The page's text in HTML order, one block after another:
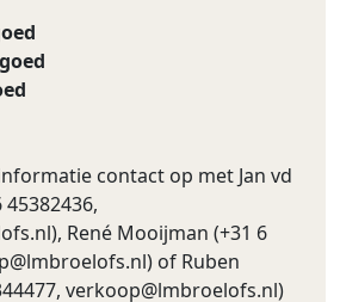
goed
contact op met Jan vd
), René Mooijman (+31 6
) of Ruben
verkoop@lmbroelofs.nl)